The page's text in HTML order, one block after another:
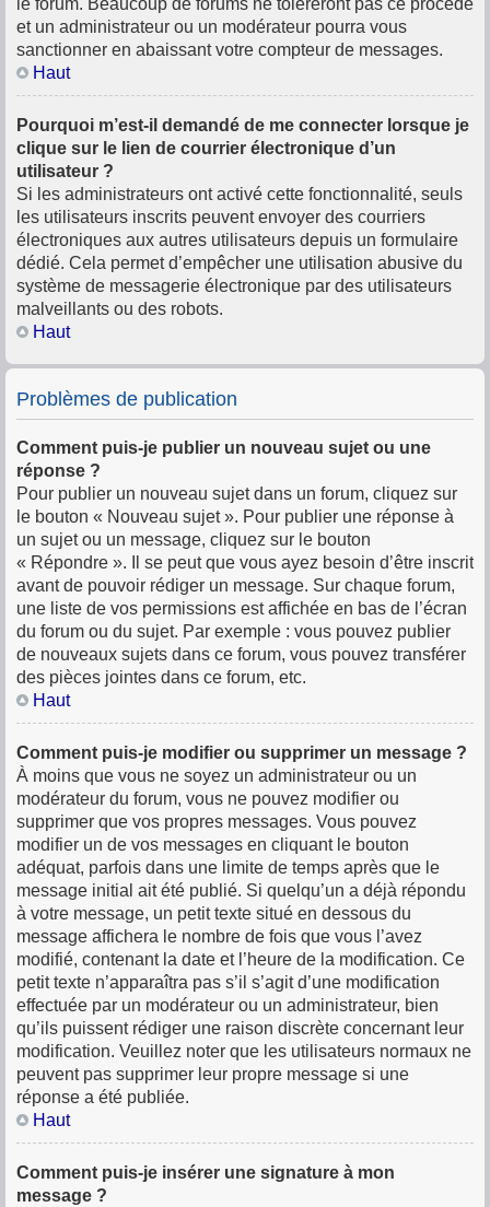
le forum. Beaucoup de forums ne toléreront pas ce procédé
et un administrateur ou un modérateur pourra vous
sanctionner en abaissant votre compteur de messages.
Haut
Pourquoi m’est-il demandé de me connecter lorsque je
clique sur le lien de courrier électronique d’un
utilisateur ?
Si les administrateurs ont activé cette fonctionnalité, seuls
les utilisateurs inscrits peuvent envoyer des courriers
électroniques aux autres utilisateurs depuis un formulaire
dédié. Cela permet d’empêcher une utilisation abusive du
système de messagerie électronique par des utilisateurs
malveillants ou des robots.
Haut
Problèmes de publication
Comment puis-je publier un nouveau sujet ou une
réponse ?
Pour publier un nouveau sujet dans un forum, cliquez sur
le bouton « Nouveau sujet ». Pour publier une réponse à
un sujet ou un message, cliquez sur le bouton
« Répondre ». Il se peut que vous ayez besoin d’être inscrit
avant de pouvoir rédiger un message. Sur chaque forum,
une liste de vos permissions est affichée en bas de l’écran
du forum ou du sujet. Par exemple : vous pouvez publier
de nouveaux sujets dans ce forum, vous pouvez transférer
des pièces jointes dans ce forum, etc.
Haut
Comment puis-je modifier ou supprimer un message ?
À moins que vous ne soyez un administrateur ou un
modérateur du forum, vous ne pouvez modifier ou
supprimer que vos propres messages. Vous pouvez
modifier un de vos messages en cliquant le bouton
adéquat, parfois dans une limite de temps après que le
message initial ait été publié. Si quelqu’un a déjà répondu
à votre message, un petit texte situé en dessous du
message affichera le nombre de fois que vous l’avez
modifié, contenant la date et l’heure de la modification. Ce
petit texte n’apparaîtra pas s’il s’agit d’une modification
effectuée par un modérateur ou un administrateur, bien
qu’ils puissent rédiger une raison discrète concernant leur
modification. Veuillez noter que les utilisateurs normaux ne
peuvent pas supprimer leur propre message si une
réponse a été publiée.
Haut
Comment puis-je insérer une signature à mon
message ?